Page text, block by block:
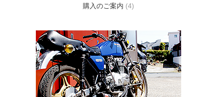
購入のご案内 (4)